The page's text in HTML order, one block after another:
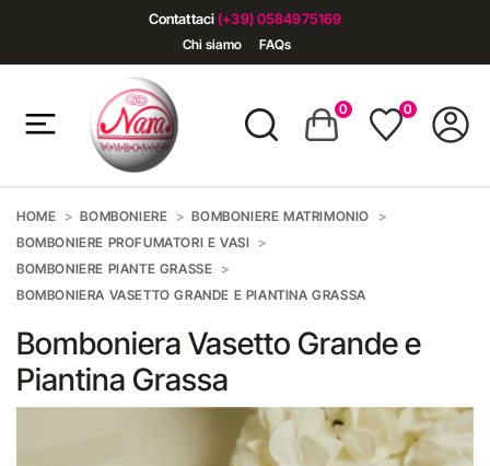
Contattaci (+39) 0584975169
Chi siamo FAQs
0 0
HOME BOMBONIERE
BOMBONIERE MATRIMONIO
BOMBONIERE PROFUMATORI E VASI
BOMBONIERE PIANTE GRASSE
BOMBONIERA VASETTO GRANDE E PIANTINA GRASSA
Bomboniera Vasetto Grande e
Piantina Grassa